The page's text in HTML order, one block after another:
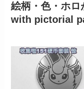
絵柄・色・ホ
with pictorial